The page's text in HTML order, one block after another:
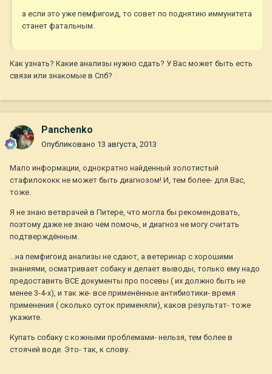
а если это уже пемфигоид, то совет по поднятию иммунитета
станет фатальным.
Как узнать? Какие анализы нужно сдать? У Вас может быть есть
связи или знакомые в Спб?
Panchenko
Опубликовано 13 августа, 2013
Мало информации, однократно найденный золотистый
стафилококк не может быть диагнозом! И, тем более- для Вас,
тоже.
Я не знаю ветврачей в Питере, что могла бы рекомендовать,
поэтому даже не знаю чем помочь, и диагноз не могу считать
подтверждённым.
...на пемфигоид анализы не сдают, а ветеринар с хорошими
знаниями, осматривает собаку и делает выводы, только ему надо
предоставить ВСЕ документы про посевы ( их должно быть не
менее 3-4-х), и так же- все применённые антибиотики- время
применения ( сколько суток применяли), каков результат- тоже
укажите.
Купать собаку с кожными проблемами- нельзя, тем более в
стоячей воде. Это- так, к слову.